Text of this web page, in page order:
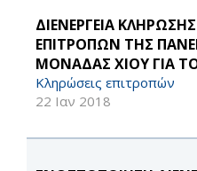
ΔΙΕΝΕΡΓΕΙΑ
ΕΠΙΤΡΟΠΩΝ ΤΗΣ
ΜΟΝΑΔΑΣ ΧΙΟΥ ΓΙΑ
Κληρώσεις επιτροπών
22 Ιαν 2018